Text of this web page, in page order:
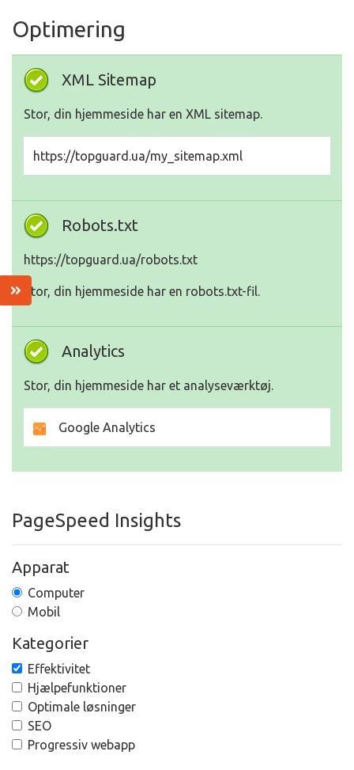
Optimering
XML Sitemap
Stor, din hjemmeside har en XML sitemap.
https://topguard.ua/my_sitemap.xml
Robots.txt
https://topguard.ua/robots.txt
Stor, din hjemmeside har en robots.txt-fil.
Analytics
Stor, din hjemmeside har et analyseværktøj.
Google Analytics
PageSpeed Insights
Apparat
Computer
Mobil
Kategorier
Effektivitet
Hjælpefunktioner
Optimale løsninger
SEO
Progressiv webapp